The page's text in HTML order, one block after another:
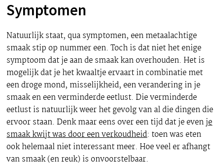
Symptomen
Natuurlijk staat, qua symptomen, een metaalachtige
smaak stip op nummer een. Toch is dat niet het enige
symptoom dat je aan de smaak kan overhouden. Het is
mogelijk dat je het kwaaltje ervaart in combinatie met
een droge mond, misselijkheid, een verandering in je
smaak en een verminderde eetlust. Die verminderde
eetlust is natuurlijk weer het gevolg van al die dingen die
ervoor staan. Denk maar eens over een tijd dat je evenje
smaak kwijt was door een verkoudheid: toen was eten
ook helemaal niet interessant meer. Hoe veel er afhangt
van smaak (en reuk) is onvoorstelbaar.